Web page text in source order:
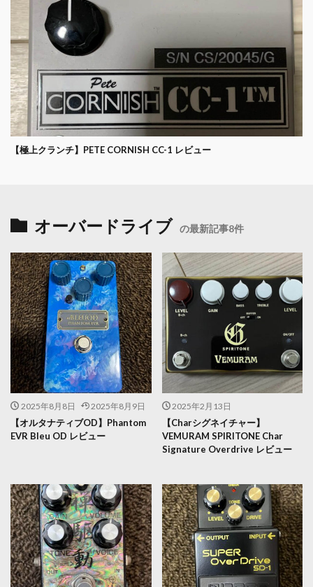
【極上クランチ】PETE CORNISH CC-1 レビュー
オーバードライブ の最新記事8件
2025年8月8日 2025年8月9日
【オルタナティブOD】Phantom
EVR Bleu OD レビュー
2025年2月13日
【Charシグネイチャー】
VEMURAM SPIRITONE Char
Signature Overdrive レビュー